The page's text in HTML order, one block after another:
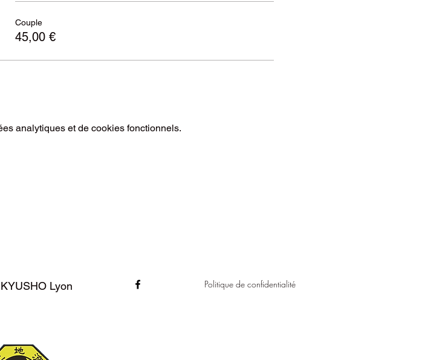
Couple
45,00 €
analytiques et de cookies fonctionnels.
Lyon Politique de confidentialité